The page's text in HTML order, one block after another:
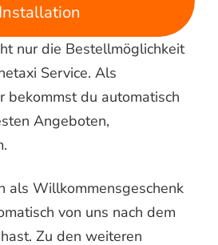
Installation
nur die Bestellmöglichkeit
Service. Als
bekommst du automatisch
Angeboten,
als Willkommensgeschenk
von uns nach dem
Zu den weiteren